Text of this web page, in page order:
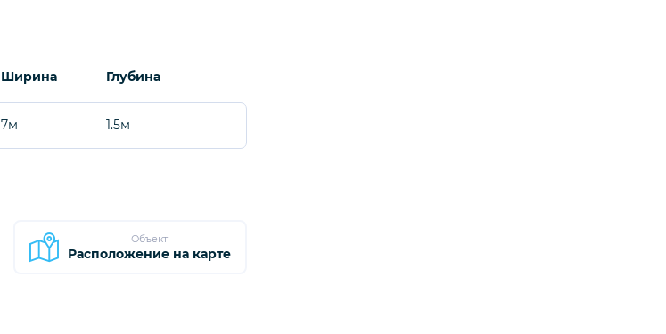
Ширина Глубина
7м 1.5м
Объект
Расположение на карте